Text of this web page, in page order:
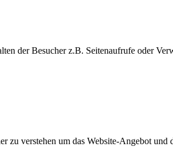
der Besucher z.B. Seitenaufrufe oder
zu verstehen um das Website-Angebot